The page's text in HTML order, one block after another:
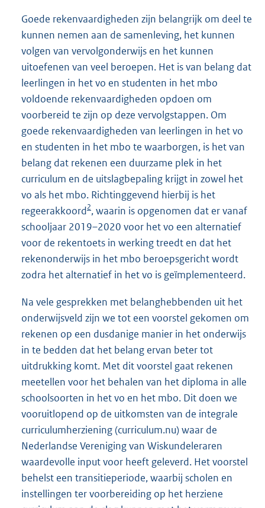
Goede rekenvaardigheden zijn belangrijk om deel te
kunnen nemen aan de samenleving, het kunnen
volgen van vervolgonderwijs en het kunnen
uitoefenen van veel beroepen. Het is van belang dat
leerlingen in het vo en studenten in het mbo
voldoende rekenvaardigheden opdoen om
voorbereid te zijn op deze vervolgstappen. Om
goede rekenvaardigheden van leerlingen in het vo
en studenten in het mbo te waarborgen, is het van
belang dat rekenen een duurzame plek in het
curriculum en de uitslagbepaling krijgt in zowel het
vo als het mbo. Richtinggevend hierbij is het
regeerakkoord2, waarin is opgenomen dat er vanaf
schooljaar 2019–2020 voor het vo een alternatief
voor de rekentoets in werking treedt en dat het
rekenonderwijs in het mbo beroepsgericht wordt
zodra het alternatief in het vo is geïmplementeerd.
Na vele gesprekken met belanghebbenden uit het
onderwijsveld zijn we tot een voorstel gekomen om
rekenen op een dusdanige manier in het onderwijs
in te bedden dat het belang ervan beter tot
uitdrukking komt. Met dit voorstel gaat rekenen
meetellen voor het behalen van het diploma in alle
schoolsoorten in het vo en het mbo. Dit doen we
vooruitlopend op de uitkomsten van de integrale
curriculumherziening (curriculum.nu) waar de
Nederlandse Vereniging van Wiskundeleraren
waardevolle input voor heeft geleverd. Het voorstel
behelst een transitieperiode, waarbij scholen en
instellingen ter voorbereiding op het herziene